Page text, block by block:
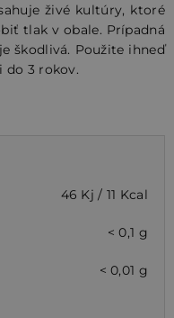
živé kultúry, ktoré
tlak v obale. Prípadná
škodlivá. Použite ihneď
do 3 rokov.
46 Kj / 11 Kcal
< 0,1 g
< 0,01 g